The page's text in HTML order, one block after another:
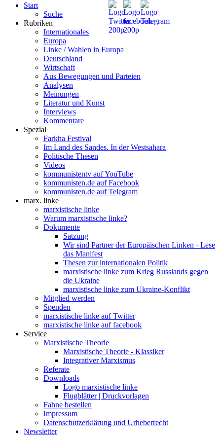
Start
Suche
Rubriken
Internationales
Europa
Linke / Wahlen in Europa
Deutschland
Wirtschaft
Aus Bewegungen und Parteien
Analysen
Meinungen
Literatur und Kunst
Interviews
Kommentare
Spezial
Farkha Festival
Im Land des Sandes. In der Westsahara
Politische Thesen
Videos
kommunistentv auf YouTube
kommunisten.de auf Facebook
kommunisten.de auf Telegram
marx. linke
marxistische linke
Warum marxistische linke?
Dokumente
Satzung
Wir sind Partner der Europäischen Linken - Lese
das Manifest
Thesen zur internationalen Politik
marxistische linke zum Krieg Russlands gegen
die Ukraine
marxistische linke zum Ukraine-Konflikt
Mitglied werden
Spenden
marxistische linke auf Twitter
marxistische linke auf facebook
Service
Marxistische Theorie
Marxistische Theorie - Klassiker
Integrativer Marxismus
Referate
Downloads
Logo marxistische linke
Flugblätter | Druckvorlagen
Fahne bestellen
Impressum
Datenschutzerklärung und Urheberrecht
Newsletter